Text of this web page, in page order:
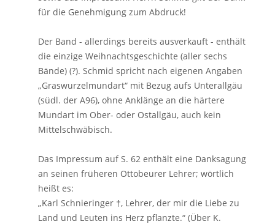
für die Genehmigung zum Abdruck!
Der Band - allerdings bereits ausverkauft - enthält
die einzige Weihnachtsgeschichte (aller sechs
Bände) (?). Schmid spricht nach eigenen Angaben
„Graswurzelmundart“ mit Bezug aufs Unterallgäu
(südl. der A96), ohne Anklänge an die härtere
Mundart im Ober- oder Ostallgäu, auch kein
Mittelschwäbisch.
Das Impressum auf S. 62 enthält eine Danksagung
an seinen früheren Ottobeurer Lehrer; wörtlich
heißt es:
„Karl Schnieringer †, Lehrer, der mir die Liebe zu
Land und Leuten ins Herz pflanzte.“ (Über K.